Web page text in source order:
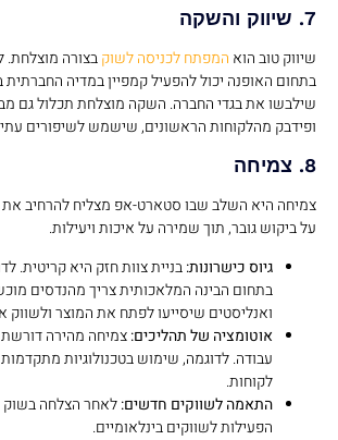
7. שיווק והשקה
שיווק טוב הוא המפתח לכניסה לשוקבצורה
בתחום האופנה יכול להפעיל קמפיין במדיה
שילבשו את בגדי החברה. השקה מוצלחת תכלול גם
ופידבק מהלקוחות הראשונים, שישמש לשיפורים
8. צמיחה
צמיחה היא השלב שבו סטארט-אפ מצליח להרחיב את
על ביקוש גובר, תוך שמירה על איכות ויעילות.
גיוס כישרונות:בניית צוות חזק היא קריטית.
בתחום הבינה המלאכותית צריך מהנדסים
ואנליסטים שיסייעו לפתח את המוצר ולשווק
אוטומציה של תהליכים:צמיחה מהירה דורשת
עבודה. לדוגמה, שימוש בטכנולוגיות מתקדמות
לקוחות.
התאמה לשווקים חדשים:לאחר הצלחה
הפעילות לשווקים בינלאומיים.